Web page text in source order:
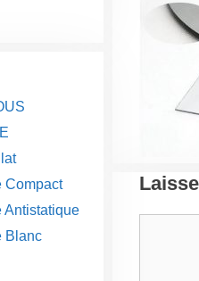
Compact
Antistatique
Blanc